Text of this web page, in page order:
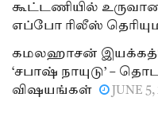
கூட்டணியில்
எப்போ ரிலீஸ்
கமலஹாசன்
‘சபாஷ் நாயுடு’ –
விஷயங்கள்
JUNE 5,